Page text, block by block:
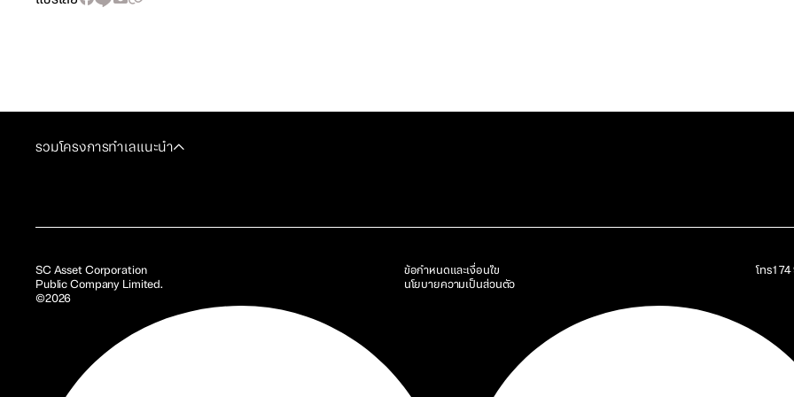
รวมโครงการทำเลแนะนำ
SC Asset Corporation
Public Company Limited.
©2026
ข้อกำหนดและเงื่อนไข
นโยบายความเป็นส่วนตัว
โทร